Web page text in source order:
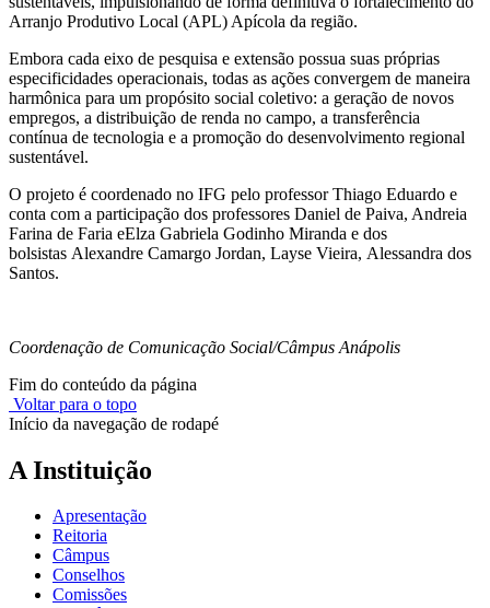
Arranjo Produtivo Local (APL) Apícola da região.
Embora cada eixo de pesquisa e extensão possua suas próprias
especificidades operacionais, todas as ações convergem de maneira
harmônica para um propósito social coletivo: a geração de novos
empregos, a distribuição de renda no campo, a transferência
contínua de tecnologia e a promoção do desenvolvimento regional
sustentável.
O projeto é coordenado no IFG pelo professor Thiago Eduardo e
conta com a participação dos professores Daniel de Paiva, Andreia
Farina de Faria eElza Gabriela Godinho Miranda e dos
bolsistas Alexandre Camargo Jordan, Layse Vieira, Alessandra dos
Santos.
Coordenação de Comunicação Social/Câmpus Anápolis
Fim do conteúdo da página
Voltar para o topo
Início da navegação de rodapé
A Instituição
Apresentação
Reitoria
Câmpus
Conselhos
Comissões